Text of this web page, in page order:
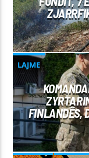
LAJME
FINLANDËS,